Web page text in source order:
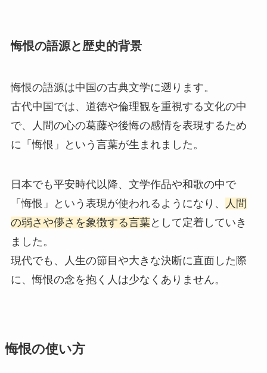
悔恨の語源と歴史的背景
悔恨の語源は中国の古典文学に遡ります。
古代中国では、道徳や倫理観を重視する文化の中
で、人間の心の葛藤や後悔の感情を表現するため
に「悔恨」という言葉が生まれました。
日本でも平安時代以降、文学作品や和歌の中で
「悔恨」という表現が使われるようになり、
人間
の弱さや儚さを象徴する言葉として定着していき
ました。
現代でも、人生の節目や大きな決断に直面した際
に、悔恨の念を抱く人は少なくありません。
悔恨の使い方